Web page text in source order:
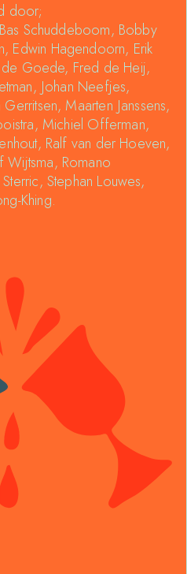
door;
Schuddeboom, Bobby
Edwin Hagendoorn, Erik
Goede, Fred de Heij,
Johan Neefjes,
Maarten Janssens,
Michiel Offerman,
Ralf van der Hoeven,
Romano
Stephan Louwes,
Khing.